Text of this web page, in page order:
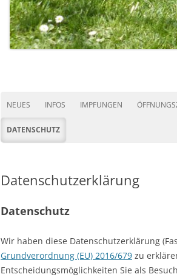
NEUES INFOS IMPFUNGEN
DATENSCHUTZ
Datenschutzerklärung
Datenschutz
Wir haben diese Datenschutzerklärung
Grundverordnung (EU) 2016/679 zu
Entscheidungsmöglichkeiten Sie als